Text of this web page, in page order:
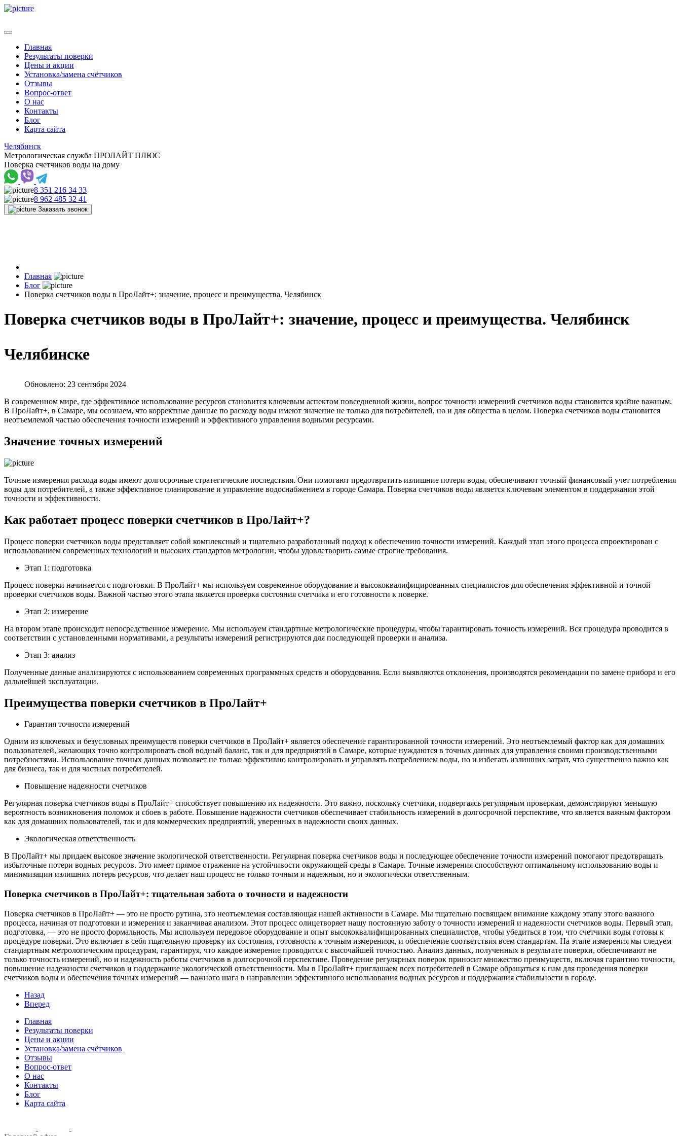
Главная
Результаты поверки
Цены и акции
Установка/замена счётчиков
Отзывы
Вопрос-ответ
О нас
Контакты
Блог
Карта сайта
Челябинск
Метрологическая служба ПРОЛАЙТ ПЛЮС
Поверка счетчиков воды на дому
8 351 216 34 33
8 962 485 32 41
Заказать звонок
Главная
Блог
Поверка счетчиков воды в ПроЛайт+: значение, процесс и преимущества. Челябинск
Поверка счетчиков воды в ПроЛайт+: значение, процесс и преимущества. Челябинск
Челябинске
Обновлено: 23 сентября 2024
В современном мире, где эффективное использование ресурсов становится ключевым аспектом повседневной жизни, вопрос точности измерений счетчиков воды становится крайне важным.
В ПроЛайт+, в Самаре, мы осознаем, что корректные данные по расходу воды имеют значение не только для потребителей, но и для общества в целом. Поверка счетчиков воды становится
неотъемлемой частью обеспечения точности измерений и эффективного управления водными ресурсами.
Значение точных измерений
Точные измерения расхода воды имеют долгосрочные стратегические последствия. Они помогают предотвратить излишние потери воды, обеспечивают точный финансовый учет потребления
воды для потребителей, а также эффективное планирование и управление водоснабжением в городе Самара. Поверка счетчиков воды является ключевым элементом в поддержании этой
точности и эффективности.
Как работает процесс поверки счетчиков в ПроЛайт+?
Процесс поверки счетчиков воды представляет собой комплексный и тщательно разработанный подход к обеспечению точности измерений. Каждый этап этого процесса спроектирован с
использованием современных технологий и высоких стандартов метрологии, чтобы удовлетворить самые строгие требования.
Этап 1: подготовка
Процесс поверки начинается с подготовки. В ПроЛайт+ мы используем современное оборудование и высококвалифицированных специалистов для обеспечения эффективной и точной
проверки счетчиков воды. Важной частью этого этапа является проверка состояния счетчика и его готовности к поверке.
Этап 2: измерение
На втором этапе происходит непосредственное измерение. Мы используем стандартные метрологические процедуры, чтобы гарантировать точность измерений. Вся процедура проводится в
соответствии с установленными нормативами, а результаты измерений регистрируются для последующей проверки и анализа.
Этап 3: анализ
Полученные данные анализируются с использованием современных программных средств и оборудования. Если выявляются отклонения, производятся рекомендации по замене прибора и его
дальнейшей эксплуатации.
Преимущества поверки счетчиков в ПроЛайт+
Гарантия точности измерений
Одним из ключевых и безусловных преимуществ поверки счетчиков в ПроЛайт+ является обеспечение гарантированной точности измерений. Это неотъемлемый фактор как для домашних
пользователей, желающих точно контролировать свой водный баланс, так и для предприятий в Самаре, которые нуждаются в точных данных для управления своими производственными
потребностями. Использование точных данных позволяет не только эффективно контролировать и управлять потреблением воды, но и избегать излишних затрат, что существенно важно как
для бизнеса, так и для частных потребителей.
Повышение надежности счетчиков
Регулярная поверка счетчиков воды в ПроЛайт+ способствует повышению их надежности. Это важно, поскольку счетчики, подвергаясь регулярным проверкам, демонстрируют меньшую
вероятность возникновения поломок и сбоев в работе. Повышение надежности счетчиков обеспечивает стабильность измерений в долгосрочной перспективе, что является важным фактором
как для домашних пользователей, так и для коммерческих предприятий, уверенных в надежности своих данных.
Экологическая ответственность
В ПроЛайт+ мы придаем высокое значение экологической ответственности. Регулярная поверка счетчиков воды и последующее обеспечение точности измерений помогают предотвращать
избыточные потери водных ресурсов. Это имеет прямое отражение на устойчивости окружающей среды в Самаре. Точные измерения способствуют оптимальному использованию воды и
минимизации излишних потерь ресурсов, что делает наш процесс не только точным и надежным, но и экологически ответственным.
Поверка счетчиков в ПроЛайт+: тщательная забота о точности и надежности
Поверка счетчиков в ПроЛайт+ — это не просто рутина, это неотъемлемая составляющая нашей активности в Самаре. Мы тщательно посвящаем внимание каждому этапу этого важного
процесса, начиная от подготовки и измерения и заканчивая анализом. Этот процесс олицетворяет нашу постоянную заботу о точности измерений и надежности счетчиков воды. Первый этап,
подготовка, — это не просто формальность. Мы используем передовое оборудование и опыт высококвалифицированных специалистов, чтобы убедиться в том, что счетчики воды готовы к
процедуре поверки. Это включает в себя тщательную проверку их состояния, готовности к точным измерениям, и обеспечение соответствия всем стандартам. На этапе измерения мы следуем
стандартным метрологическим процедурам, гарантируя, что каждое измерение проводится с высочайшей точностью. Анализ данных, полученных в результате поверки, обеспечивают не
только точность измерений, но и надежность работы счетчиков в долгосрочной перспективе. Проведение регулярных поверок приносит множество преимуществ, включая гарантию точности,
повышение надежности счетчиков и поддержание экологической ответственности. Мы в ПроЛайт+ приглашаем всех потребителей в Самаре обращаться к нам для проведения поверки
счетчиков воды и обеспечения точных измерений — важного шага в направлении эффективного использования водных ресурсов и поддержания стабильности в городе.
Назад
Вперед
Главная
Результаты поверки
Цены и акции
Установка/замена счётчиков
Отзывы
Вопрос-ответ
О нас
Контакты
Блог
Карта сайта